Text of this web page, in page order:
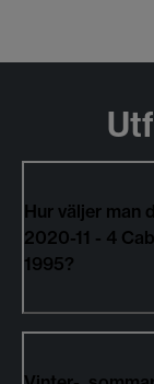
Hur väljer man
2020-11 - 4
1995?